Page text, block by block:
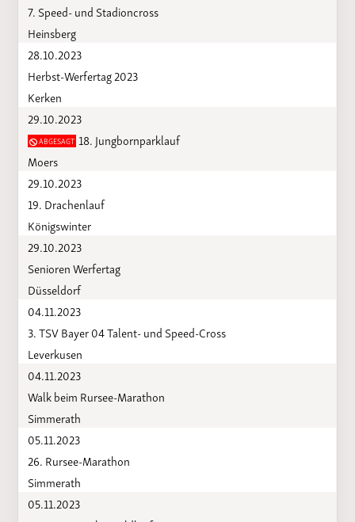
7. Speed- und Stadioncross
Heinsberg
28.10.2023
Herbst-Werfertag 2023
Kerken
29.10.2023
ABGESAGT18. Jungbornparklauf
Moers
29.10.2023
19. Drachenlauf
Königswinter
29.10.2023
Senioren Werfertag
Düsseldorf
04.11.2023
3. TSV Bayer 04 Talent- und Speed-Cross
Leverkusen
04.11.2023
Walk beim Rursee-Marathon
Simmerath
05.11.2023
26. Rursee-Marathon
Simmerath
05.11.2023